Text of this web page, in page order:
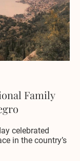
Family
celebrated
in the country’s